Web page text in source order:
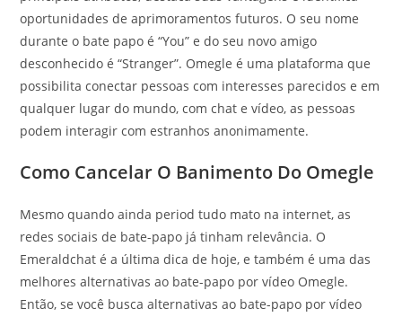
oportunidades de aprimoramentos futuros. O seu nome
durante o bate papo é “You” e do seu novo amigo
desconhecido é “Stranger”. Omegle é uma plataforma que
possibilita conectar pessoas com interesses parecidos e em
qualquer lugar do mundo, com chat e vídeo, as pessoas
podem interagir com estranhos anonimamente.
Como Cancelar O Banimento Do Omegle
Mesmo quando ainda period tudo mato na internet, as
redes sociais de bate-papo já tinham relevância. O
Emeraldchat é a última dica de hoje, e também é uma das
melhores alternativas ao bate-papo por vídeo Omegle.
Então, se você busca alternativas ao bate-papo por vídeo